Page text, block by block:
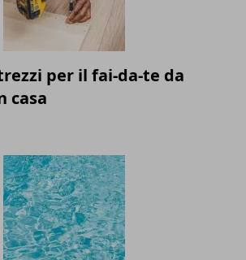
per il fai-da-te da
casa